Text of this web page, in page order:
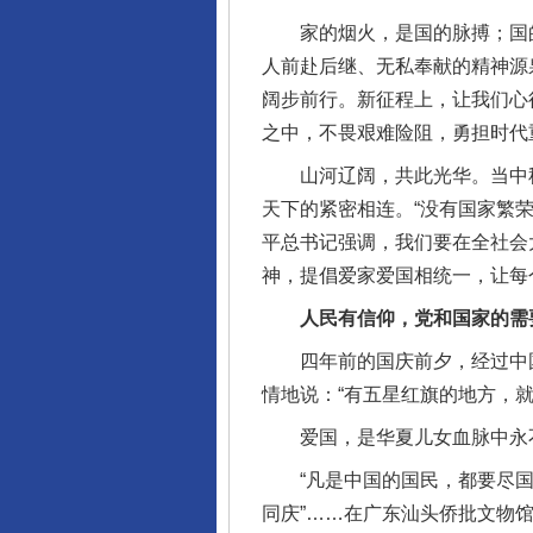
家的烟火，是国的脉搏；国
人前赴后继、无私奉献的精神
阔步前行。新征程上，让我们
之中，不畏艰难险阻，勇担时代
山河辽阔，共此光华。当中
天下的紧密相连。“没有国家繁
平总书记强调，我们要在全社
神，提倡爱家爱国相统一，让
人民有信仰，党和国家的需
四年前的国庆前夕，经过中
情地说：“有五星红旗的地方，
爱国，是华夏儿女血脉中
“凡是中国的国民，都要尽国
同庆”……在广东汕头侨批文物